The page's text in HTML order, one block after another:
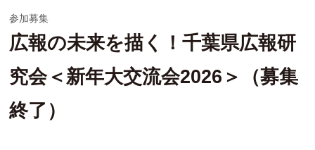
参加募集
広報の未来を描く！千葉県広報研
究会＜新年大交流会2026＞（募集
終了）